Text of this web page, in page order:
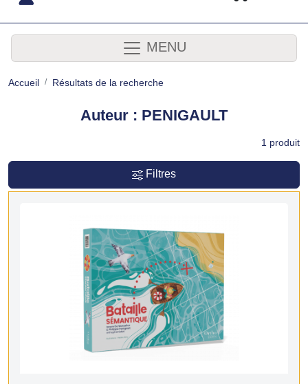
MENU
Accueil Résultats de la recherche
Auteur : PENIGAULT
1 produit
Filtres